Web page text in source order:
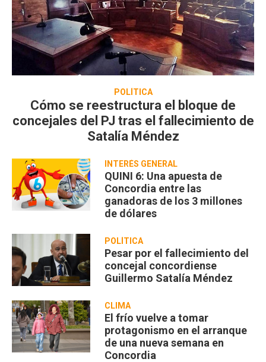
POLÍTICA
Cómo se reestructura el bloque de
concejales del PJ tras el fallecimiento de
Satalía Méndez
INTERÉS GENERAL
QUINI 6: Una apuesta de
Concordia entre las
ganadoras de los 3 millones
de dólares
POLÍTICA
Pesar por el fallecimiento del
concejal concordiense
Guillermo Satalía Méndez
CLIMA
El frío vuelve a tomar
protagonismo en el arranque
de una nueva semana en
Concordia